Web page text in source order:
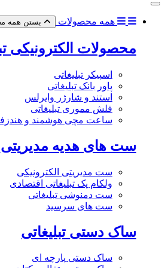
همه محصولات بستن همه
محصولات الکترونیکی
اسپیکر تبلیغاتی
پاور بانک تبلیغاتی
استند و شارژر وایرلس
فلش مموری تبلیغاتی
ساعت مچی هوشمند و
ست های هدیه مدیریتی
ست مدیریتی الکترونیکی
ولکام پک تبلیغاتی اقتصادی
ست دمنوشی تبلیغاتی
ست های سرسید
ساک دستی تبلیغاتی
ساک دستی پارچه ای